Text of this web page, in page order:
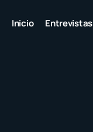
Inicio Entrevistas